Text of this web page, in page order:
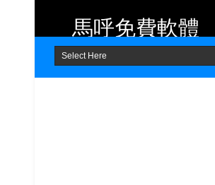
Home About Contact
馬呼免費軟體
提供 Android、iOS 好用的手機應用
程式及 Windows 免費軟體